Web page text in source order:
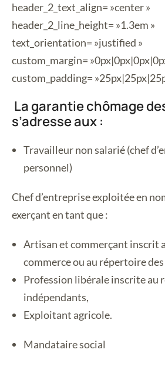
header_2_text_align= »center »
header_2_line_height= »1.3em »
text_orientation= »justified »
custom_margin=
custom_padding=
La garantie chômage
s’adresse aux :
Travailleur non salarié (chef
personnel)
Chef d’entreprise exploitée en
exerçant en tant que :
Artisan et commerçant inscrit
commerce ou au répertoire
Profession libérale inscrite au
indépendants,
Exploitant agricole.
Mandataire social